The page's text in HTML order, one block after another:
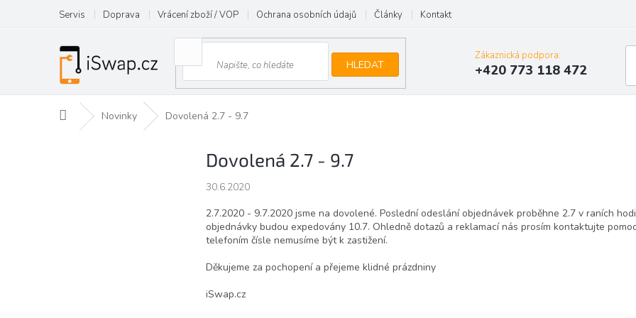
obsah
Servis Doprava Vrácení zboží / VOP Ochrana osobních údajů Články Kontakt
HLEDAT
Zákaznická podpora:
+420 773 118 472
Domů Novinky Dovolená 2.7 - 9.7
Dovolená 2.7 - 9.7
30.6.2020
2.7.2020 - 9.7.2020 jsme na dovolené. Poslední odeslání objednávek proběhne 2.7 v raních
objednávky budou expedovány 10.7. Ohledně dotazů a reklamací nás prosím kontaktujte
telefoním čísle nemusíme být k zastižení.
Děkujeme za pochopení a přejeme klidné prázdniny
iSwap.cz